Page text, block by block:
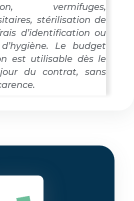
vermifuges,
stérilisation de
d’identification ou
Le budget
est utilisable dès le
du contrat, sans